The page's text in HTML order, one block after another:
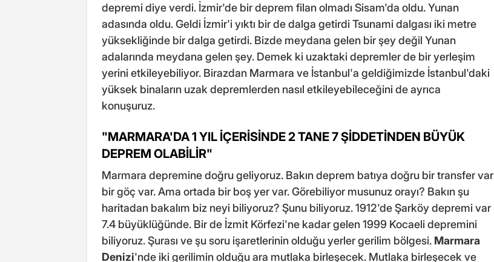
depremi diye verdi. İzmir'de bir deprem filan olmadı Sisam'da oldu. Yunan
adasında oldu. Geldi İzmir'i yıktı bir de dalga getirdi Tsunami dalgası iki metre
yüksekliğinde bir dalga getirdi. Bizde meydana gelen bir şey değil Yunan
adalarında meydana gelen şey. Demek ki uzaktaki depremler de bir yerleşim
yerini etkileyebiliyor. Birazdan Marmara ve İstanbul'a geldiğimizde İstanbul'daki
yüksek binaların uzak depremlerden nasıl etkileyebileceğini de ayrıca
konuşuruz.
"MARMARA'DA 1 YIL İÇERİSİNDE 2 TANE 7 ŞİDDETİNDEN BÜYÜK
DEPREM OLABİLİR"
Marmara depremine doğru geliyoruz. Bakın deprem batıya doğru bir transfer var
bir göç var. Ama ortada bir boş yer var. Görebiliyor musunuz orayı? Bakın şu
haritadan bakalım biz neyi biliyoruz? Şunu biliyoruz. 1912'de Şarköy depremi var
7.4 büyüklüğünde. Bir de İzmit Körfezi'ne kadar gelen 1999 Kocaeli depremini
biliyoruz. Şurası ve şu soru işaretlerinin olduğu yerler gerilim bölgesi. Marmara
Denizi'nde iki gerilimin olduğu ara mutlaka birleşecek. Mutlaka birleşecek ve